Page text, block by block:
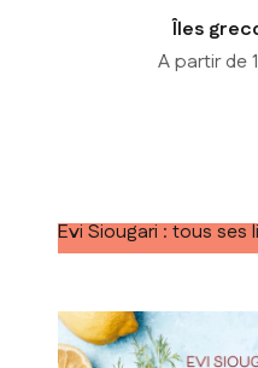
Îles
Prix de
A partir de
Evi Siougari : tous ses